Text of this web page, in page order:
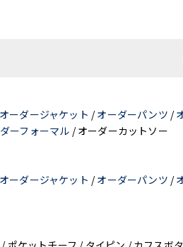
オーダージャケット /オーダーパンツ /
ーフォーマル / オーダーカットソー
オーダージャケット /オーダーパンツ /